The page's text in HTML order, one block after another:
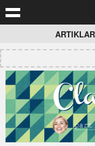
ARTIKLAR